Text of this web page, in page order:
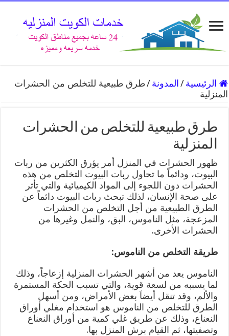
الرئيسية /المدونة /طرق طبيعية للتخلص من الحشرات
المنزلية
طرق طبيعية للتخلص من الحشرات
المنزلية
ظهور الحشرات في المنزل أمر يؤرق الكثرين من ربات
البيوت، ودائماً ما تحاول ربات البيوت التخلص من هذه
الحشرات دون اللجوء إلى المواد الكيميائية والتي تأثر
على صحة الإنسان، لذلك تبحث ربات البيوت دائماً عن
الطرق الطبيعية من أجل التخلص من الحشرات
المزعجة، مثل الناموس، البق، والنمل وغيرها من
الحشرات الأخرى.
طريقة التخلص من الناموس:
الناموس يعد من أشهر الحشرات المنزلية إزعاجاً، وذلك
لما يسببه من لسعة قوية، والتي تسبب الحكة المستمرة
والألم، وقد تنقل أيضاَ بعض الأمراض، ومن أسهل
الطرق للتخلص من الناموس هو استخدام مغلي أوراق
النعناع، وذلك عن طريق غلي كمية من أوراق النعناع
وتصفيتها، ثم القيام برش المنزل بها.